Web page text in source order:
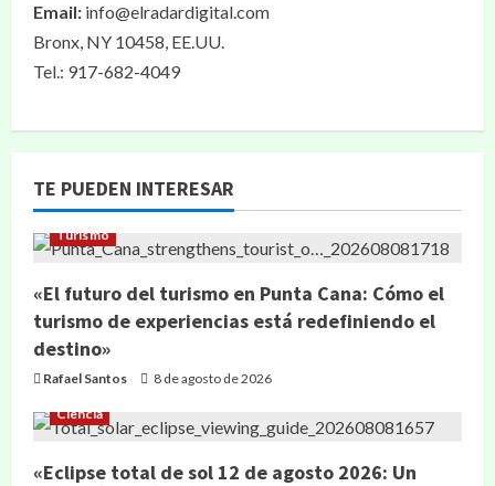
Email: info@elradardigital.com
Bronx, NY 10458, EE.UU.
Tel.: 917-682-4049
TE PUEDEN INTERESAR
Turismo
«El futuro del turismo en Punta Cana: Cómo el
turismo de experiencias está redefiniendo el
destino»
Rafael Santos 8 de agosto de 2026
Ciencia
«Eclipse total de sol 12 de agosto 2026: Un